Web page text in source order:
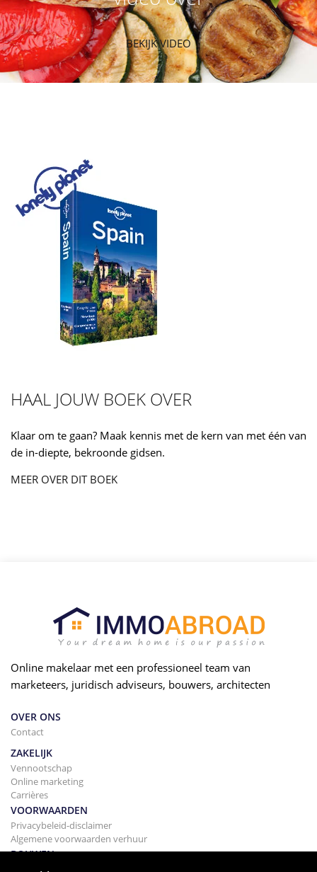
BEKIJK VIDEO
HAAL JOUW BOEK OVER
Klaar om te gaan? Maak kennis met de kern van met één van
de in-diepte, bekroonde gidsen.
MEER OVER DIT BOEK
Online makelaar met een professioneel team van
marketeers, juridisch adviseurs, bouwers, architecten
OVER ONS
Contact
ZAKELIJK
Vennootschap
Online marketing
Carrières
VOORWAARDEN
Privacybeleid-disclaimer
Algemene voorwaarden verhuur
BOUWEN
Projecten